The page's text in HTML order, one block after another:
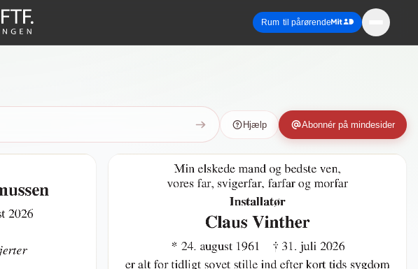
Rum til pårørende
Hjælp Abonnér på mindesider